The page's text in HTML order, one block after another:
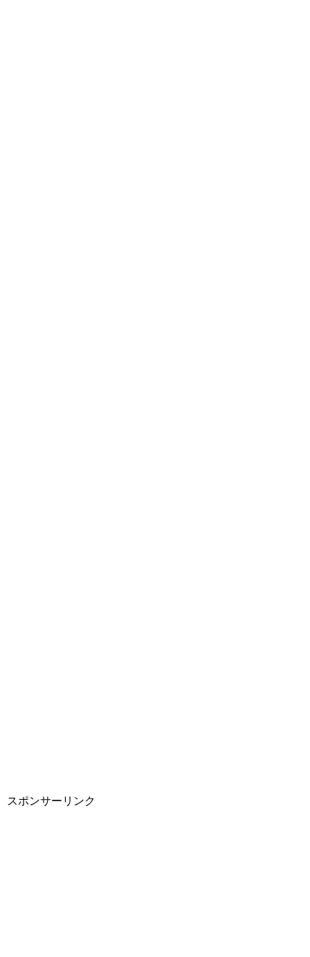
スポンサーリンク